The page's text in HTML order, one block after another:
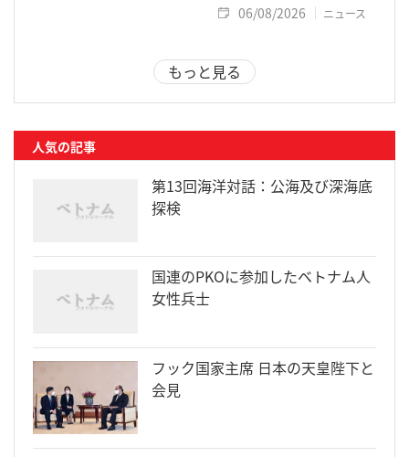
06/08/2026 ニュース
もっと見る
人気の記事
第13回海洋対話：公海及び深海底
探検
国連のPKOに参加したベトナム人
女性兵士
フック国家主席 日本の天皇陛下と
会見